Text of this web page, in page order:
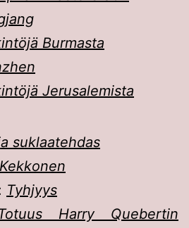
Burmasta
Jerusalemista
suklaatehdas
Kekkonen
Tyhjyys
Harry Quebertin